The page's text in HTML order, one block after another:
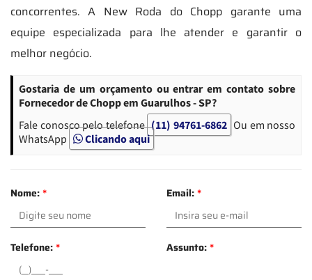
concorrentes. A New Roda do Chopp garante uma
equipe especializada para lhe atender e garantir o
melhor negócio.
Gostaria de um orçamento ou entrar em contato sobre
Fornecedor de Chopp em Guarulhos - SP?
Fale conosco pelo telefone (11) 94761-6862 Ou em nosso
WhatsApp
Clicando aqui
Nome:* Email:*
Telefone:* Assunto:*